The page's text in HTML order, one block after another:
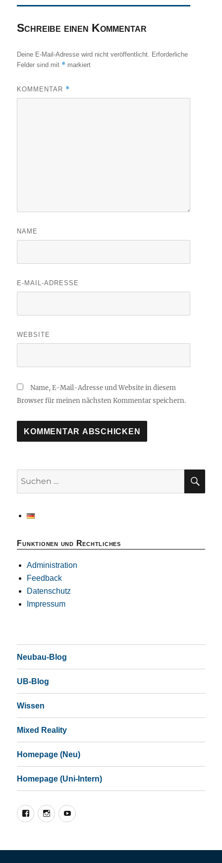
Schreibe einen Kommentar
Deine E-Mail-Adresse wird nicht veröffentlicht. Erforderliche
Felder sind mit * markiert
KOMMENTAR *
NAME
E-MAIL-ADRESSE
WEBSITE
Name, E-Mail-Adresse und Website in diesem
Browser für meinen nächsten Kommentar speichern.
Funktionen und Rechtliches
Administration
Feedback
Datenschutz
Impressum
Neubau-Blog
UB-Blog
Wissen
Mixed Reality
Homepage (Neu)
Homepage (Uni-Intern)
FacebookInstagramYouTube